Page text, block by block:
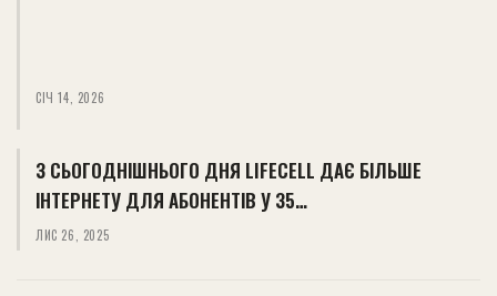
СІЧ 14, 2026
З СЬОГОДНІШНЬОГО ДНЯ LIFECELL ДАЄ БІЛЬШЕ
ІНТЕРНЕТУ ДЛЯ АБОНЕНТІВ У 35…
ЛИС 26, 2025